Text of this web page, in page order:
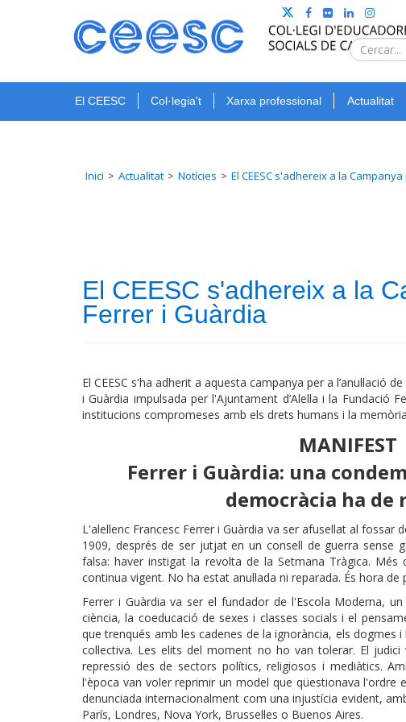
El CEESC Col·legia't Xarxa professional Actualitat
Inici Actualitat Notícies El CEESC s'adhereix a la
El CEESC s'adhereix a la
Ferrer i Guàrdia
El CEESC s'ha adherit a aquesta campanya per a l’anul·lació
i Guàrdia impulsada per l'Ajuntament d’Alella i la Fundació
institucions compromeses amb els drets humans i la
MANIFEST
Ferrer i Guàrdia: una
democràcia ha de
L'alellenc Francesc Ferrer i Guàrdia va ser afusellat al fossar
1909, després de ser jutjat en un consell de guerra sense
falsa: haver instigat la revolta de la Setmana Tràgica. Més
continua vigent. No ha estat anul·lada ni reparada. És hora
Ferrer i Guàrdia va ser el fundador de l'Escola Moderna,
ciència, la coeducació de sexes i classes socials i el
que trenqués amb les cadenes de la ignorància, els dogmes
col·lectiva. Les elits del moment no ho van tolerar. El
repressió des de sectors polítics, religiosos i mediàtics.
l'època van voler reprimir un model que qüestionava l'ordre
denunciada internacionalment com una injustícia evident,
París, Londres, Nova York, Brussel·les o Buenos Aires.